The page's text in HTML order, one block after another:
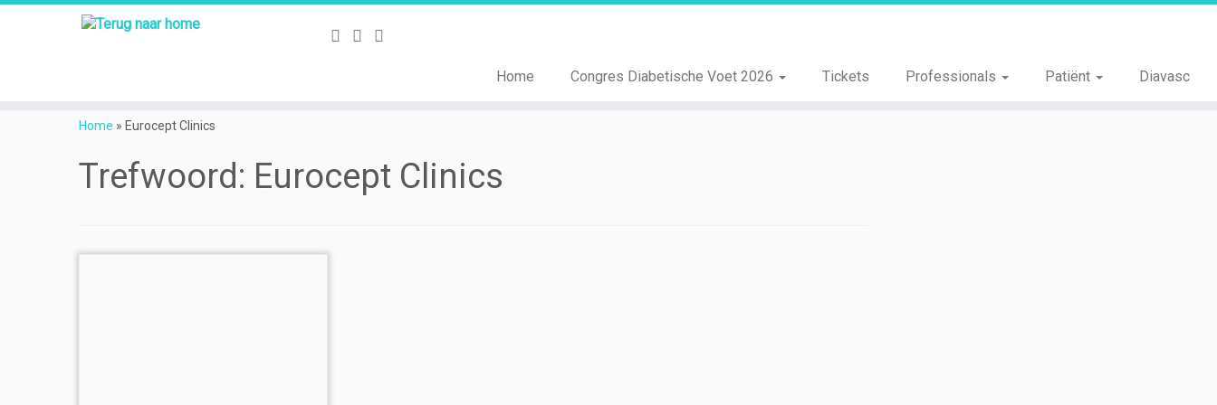
Home Congres Diabetische Voet 2026 Tickets Professionals Patiënt Diavasc
Home » Eurocept Clinics
Trefwoord: Eurocept Clinics